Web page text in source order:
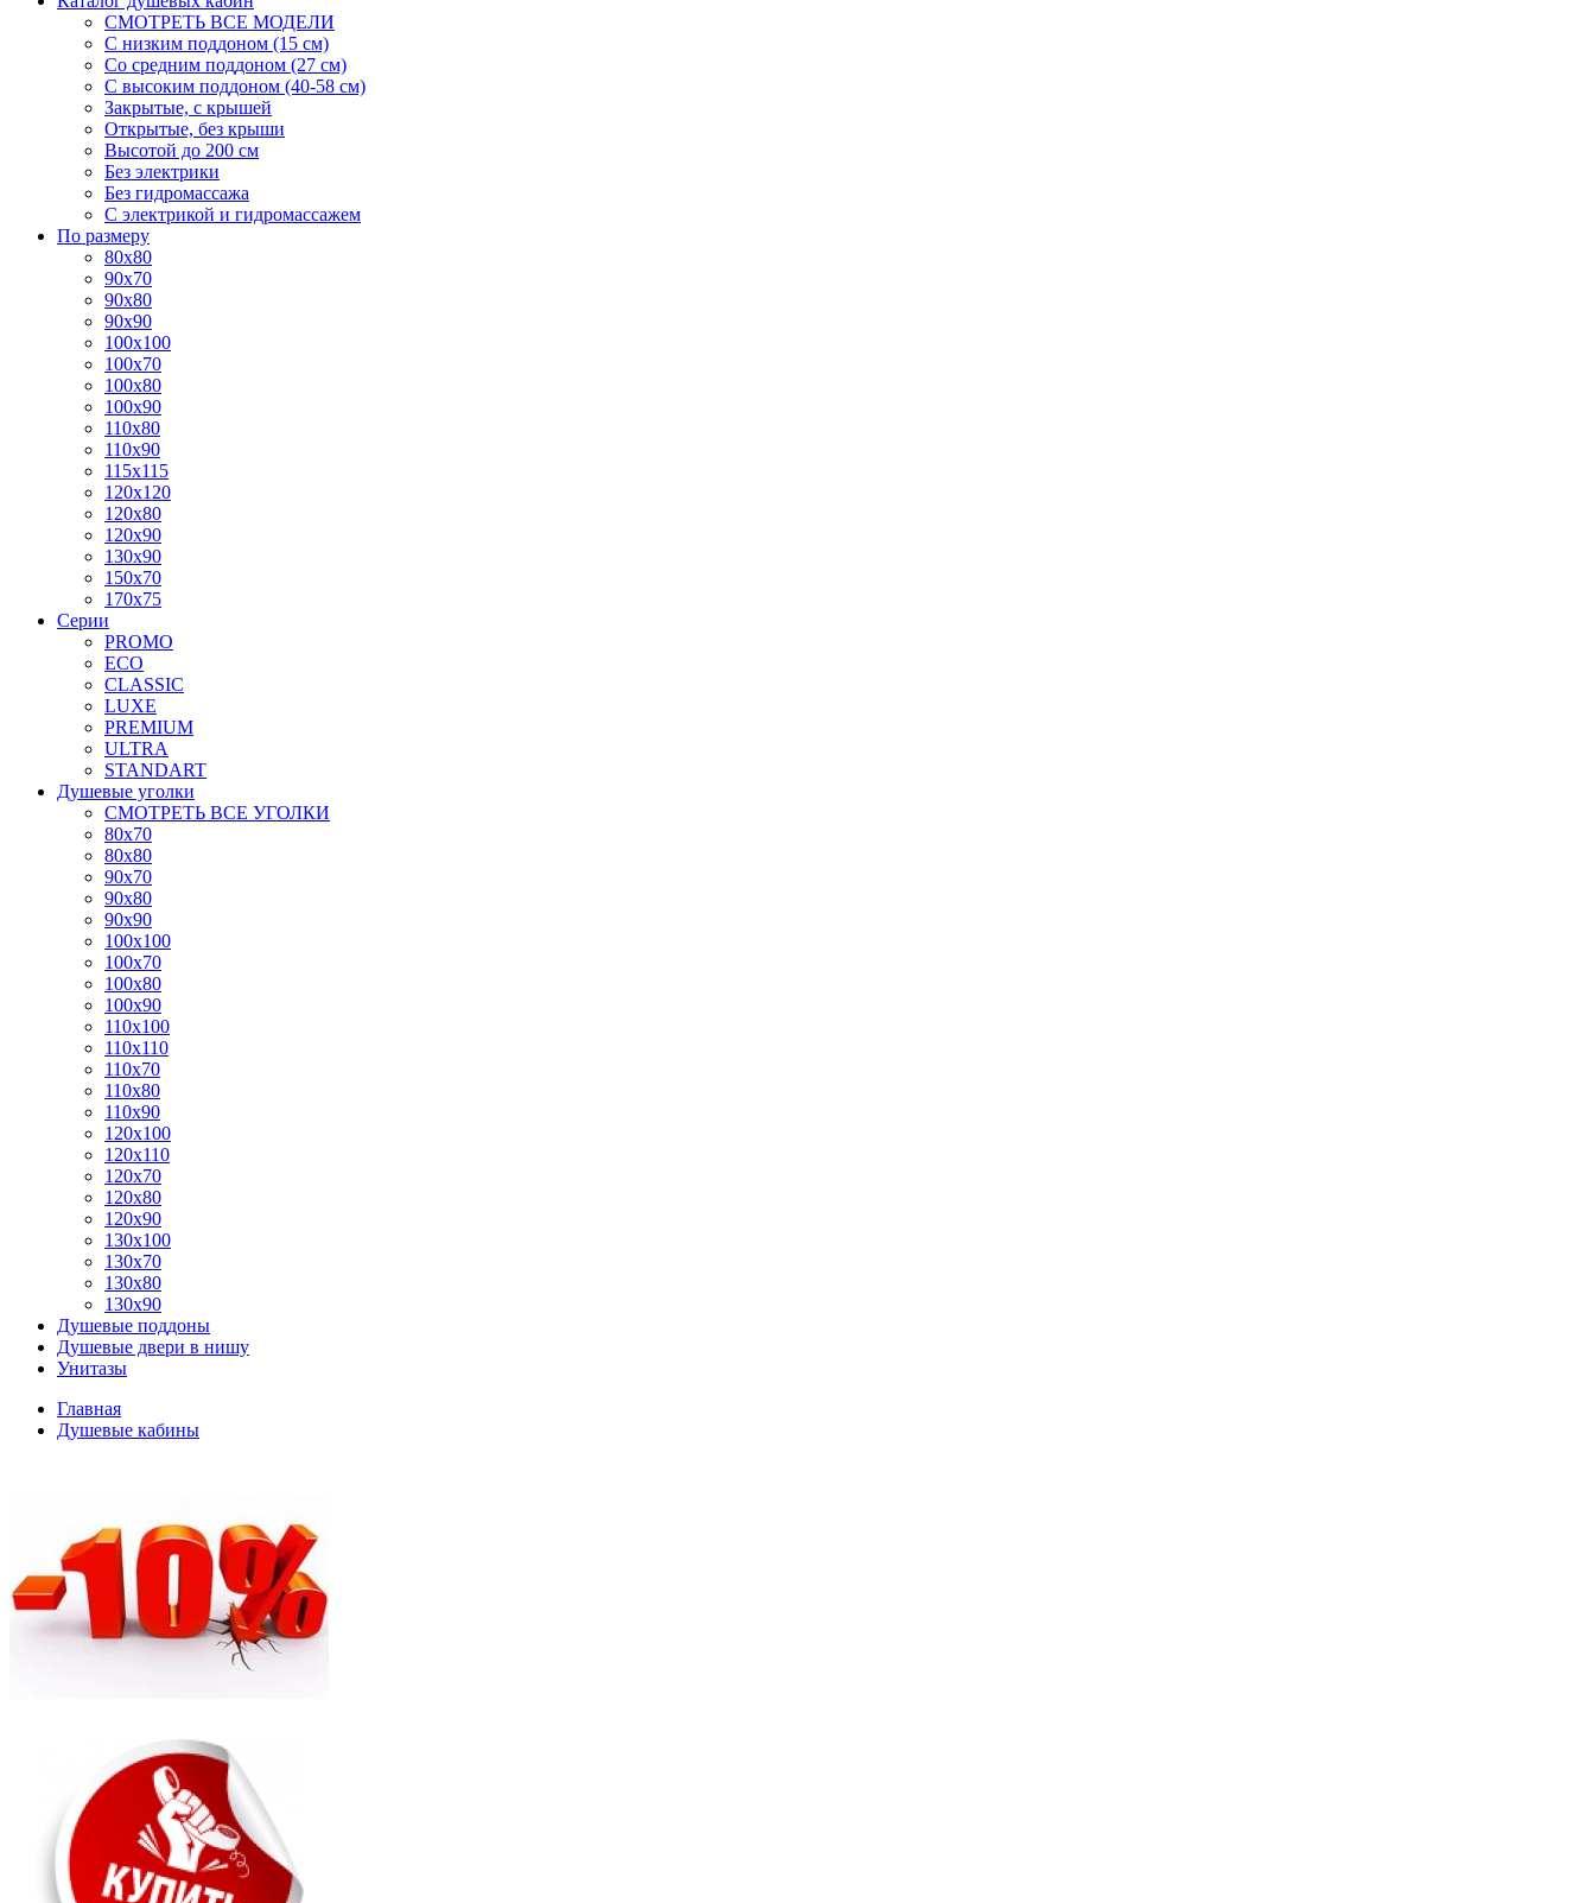
СМОТРЕТЬ ВСЕ МОДЕЛИ
С низким поддоном (15 см)
Со средним поддоном (27 см)
С высоким поддоном (40-58 см)
Закрытые, с крышей
Открытые, без крыши
Высотой до 200 см
Без электрики
Без гидромассажа
С электрикой и гидромассажем
По размеру
80x80
90x70
90x80
90x90
100x100
100x70
100x80
100x90
110x80
110x90
115x115
120x120
120x80
120x90
130x90
150x70
170x75
Серии
PROMO
ECO
CLASSIC
LUXE
PREMIUM
ULTRA
STANDART
Душевые уголки
СМОТРЕТЬ ВСЕ УГОЛКИ
80x70
80x80
90x70
90x80
90x90
100x100
100x70
100x80
100x90
110x100
110x110
110x70
110x80
110x90
120x100
120x110
120x70
120x80
120x90
130x100
130x70
130x80
130x90
Душевые поддоны
Душевые двери в нишу
Унитазы
Главная
Душевые кабины